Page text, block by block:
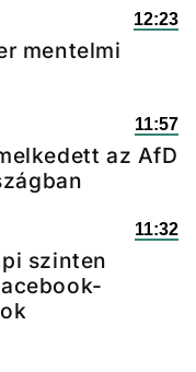
12:23
mentelmi
11:57
az AfD
11:32
szinten